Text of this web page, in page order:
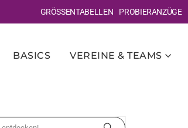
GRÖSSENTABELLEN PROBIERANZÜGE
BASICS VEREINE & TEAMS